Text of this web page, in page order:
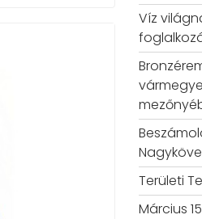
Víz
Területi
Március